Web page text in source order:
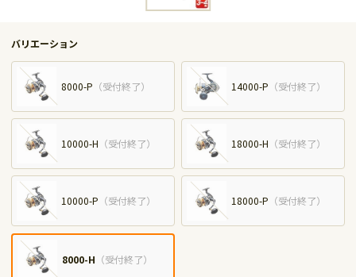
バリエーション
8000-P （受付終了） 14000-P （受付終了）
10000-H （受付終了） 18000-H （受付終了）
10000-P （受付終了） 18000-P （受付終了）
8000-H （受付終了）